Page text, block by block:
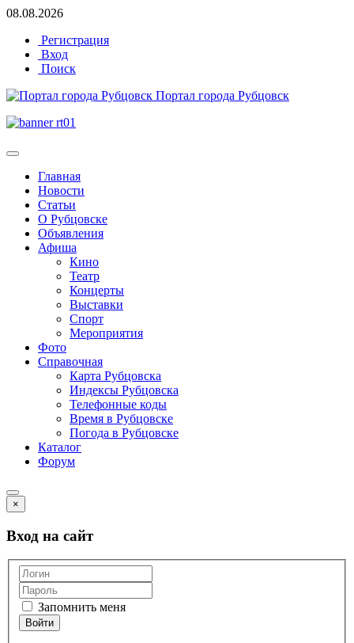
08.08.2026
Регистрация
Вход
Поиск
Портал города Рубцовск
Главная
Новости
Статьи
О Рубцовске
Объявления
Афиша
Кино
Театр
Концерты
Выставки
Спорт
Мероприятия
Фото
Справочная
Карта Рубцовска
Индексы Рубцовска
Телефонные коды
Время в Рубцовске
Погода в Рубцовске
Каталог
Форум
×
Вход на сайт
Запомнить меня